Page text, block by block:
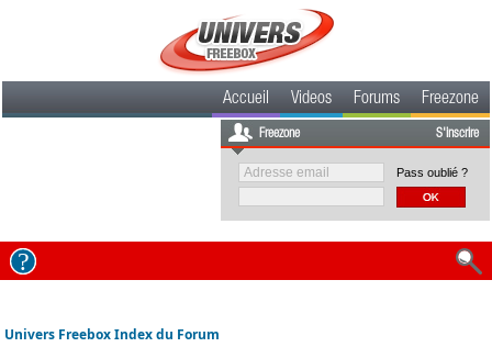
Accueil Videos Forums Freezone
Freezone S'inscrire
Pass oublié ?
Univers Freebox Index du Forum